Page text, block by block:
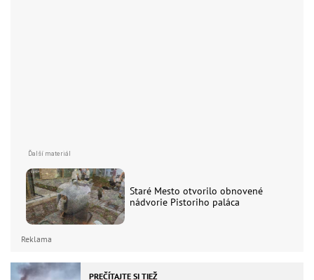
Staré Mesto otvorilo obnovené
nádvorie Pistoriho paláca
Reklama
PREČÍTAJTE SI TIEŽ